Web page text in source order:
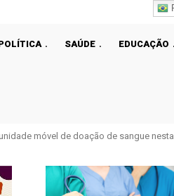
SAÚDE EDUCAÇÃO
móvel de doação de sangue